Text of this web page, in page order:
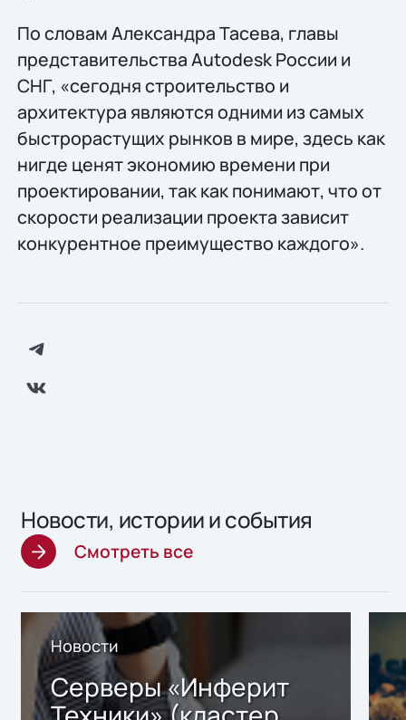
По словам Александра Тасева, главы
представительства Autodesk России и
СНГ, «сегодня строительство и
архитектура являются одними из самых
быстрорастущих рынков в мире, здесь как
нигде ценят экономию времени при
проектировании, так как понимают, что от
скорости реализации проекта зависит
конкурентное преимущество каждого».
Новости, истории и события
Смотреть все
Новости
Серверы «Инферит